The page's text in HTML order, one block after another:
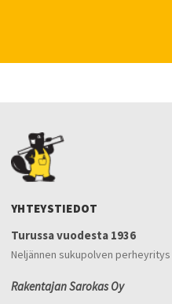
YHTEYSTIEDOT
Turussa vuodesta 1936
Neljännen sukupolven perheyritys
Rakentajan Sarokas Oy